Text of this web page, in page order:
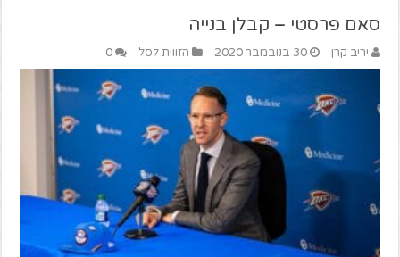
סאם פרסטי – קבלן בנייה
יריב קרן 30 בנובמבר 2020 הזווית לסל 0